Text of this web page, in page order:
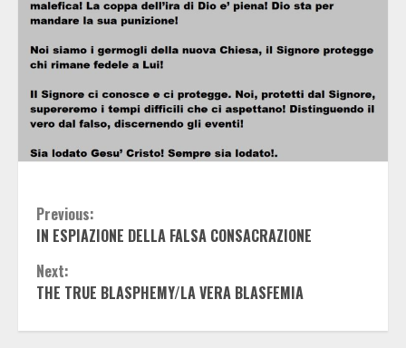
Continue
Reading
Previous:
IN ESPIAZIONE DELLA FALSA CONSACRAZIONE
Next:
THE TRUE BLASPHEMY/LA VERA BLASFEMIA